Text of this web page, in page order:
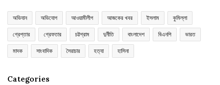
অভিযান অভিযোগ আওয়ামীলীগ আজকের খবর ইসলাম কুমিল্লা
গ্রেপ্তার গ্রেফতার চট্টগ্রাম দুর্নীতি বাংলাদেশ বিএনপি ভারত
মাদক সাংবাদিক সৈরাচার হত্যা হাসিনা
Categories